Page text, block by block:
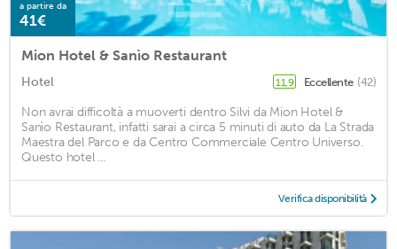
a partire da
41€
Mion Hotel & Sanìo Restaurant
Hotel 11,9 Eccellente (42)
Non avrai difficoltà a muoverti dentro Silvi da Mion Hotel &
Sanìo Restaurant, infatti sarai a circa 5 minuti di auto da La Strada
Maestra del Parco e da Centro Commerciale Centro Universo.
Questo hotel ...
Verifica disponibilità